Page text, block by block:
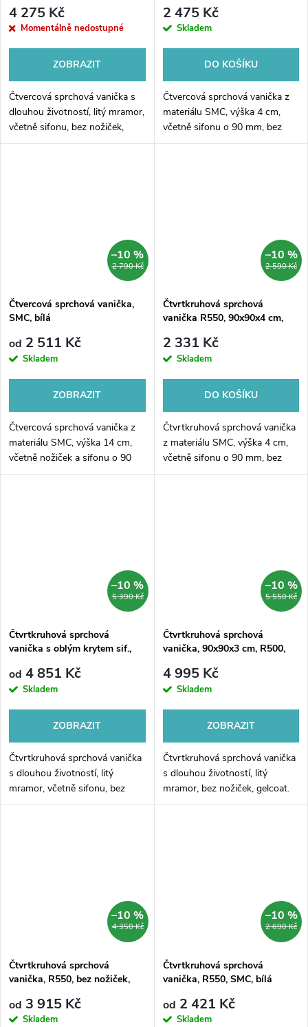
mramor
4 275 Kč
Momentálně nedostupné
ZOBRAZIT
Čtvercová sprchová vanička s
dlouhou životností, litý mramor,
včetně sifonu, bez nožiček,
gelcoat
2 475 Kč
Skladem
DO KOŠÍKU
Čtvercová sprchová vanička z
materiálu SMC, výška 4 cm,
včetně sifonu o 90 mm, bez
nožiček
2 790 Kč
–10 %
Čtvercová sprchová vanička,
SMC, bílá
od 2 511 Kč
Skladem
ZOBRAZIT
Čtvercová sprchová vanička z
materiálu SMC, výška 14 cm,
včetně nožiček a sifonu o 90
mm.
2 590 Kč
–10 %
Čtvrtkruhová sprchová
vanička R550, 90x90x4 cm,
2 331 Kč
Skladem
DO KOŠÍKU
Čtvrtkruhová sprchová vanička
z materiálu SMC, výška 4 cm,
včetně sifonu o 90 mm, bez
nožiček
5 390 Kč
–10 %
Čtvrtkruhová sprchová
vanička s oblým krytem sif.,
mramor
od 4 851 Kč
Skladem
ZOBRAZIT
Čtvrtkruhová sprchová vanička
s dlouhou životností, litý
mramor, včetně sifonu, bez
nožiček, gelcoat.
5 550 Kč
–10 %
Čtvrtkruhová sprchová
vanička, 90x90x3 cm, R500,
4 995 Kč
Skladem
ZOBRAZIT
Čtvrtkruhová sprchová vanička
s dlouhou životností, litý
mramor, bez nožiček, gelcoat.
4 350 Kč
–10 %
Čtvrtkruhová sprchová
vanička, R550, bez nožiček,
od 3 915 Kč
Skladem
2 690 Kč
–10 %
Čtvrtkruhová sprchová
vanička, R550, SMC, bílá
mm.
od 2 421 Kč
Skladem